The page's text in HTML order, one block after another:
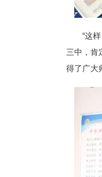
“这样
三中，肯
得了广大